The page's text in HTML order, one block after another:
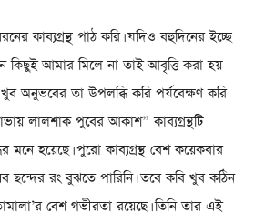
কাব্যগ্রন্থ পাঠ করি। যদিও বহুদিনের ইচ্ছে
কিছুই আমার মিলে না তাই আবৃত্তি করা হয়
খুব অনুভবের তা উপলব্ধি করি পর্যবেক্ষণ করি
লালশাক পুবের আকাশ” কাব্যগ্রন্থটি
হয়েছে। পুরো কাব্যগ্রন্থ বেশ কয়েকবার
রং বুঝতে পারিনি। তবে কবি খুব কঠিন
বেশ গভীরতা রয়েছে। তিনি তার এই